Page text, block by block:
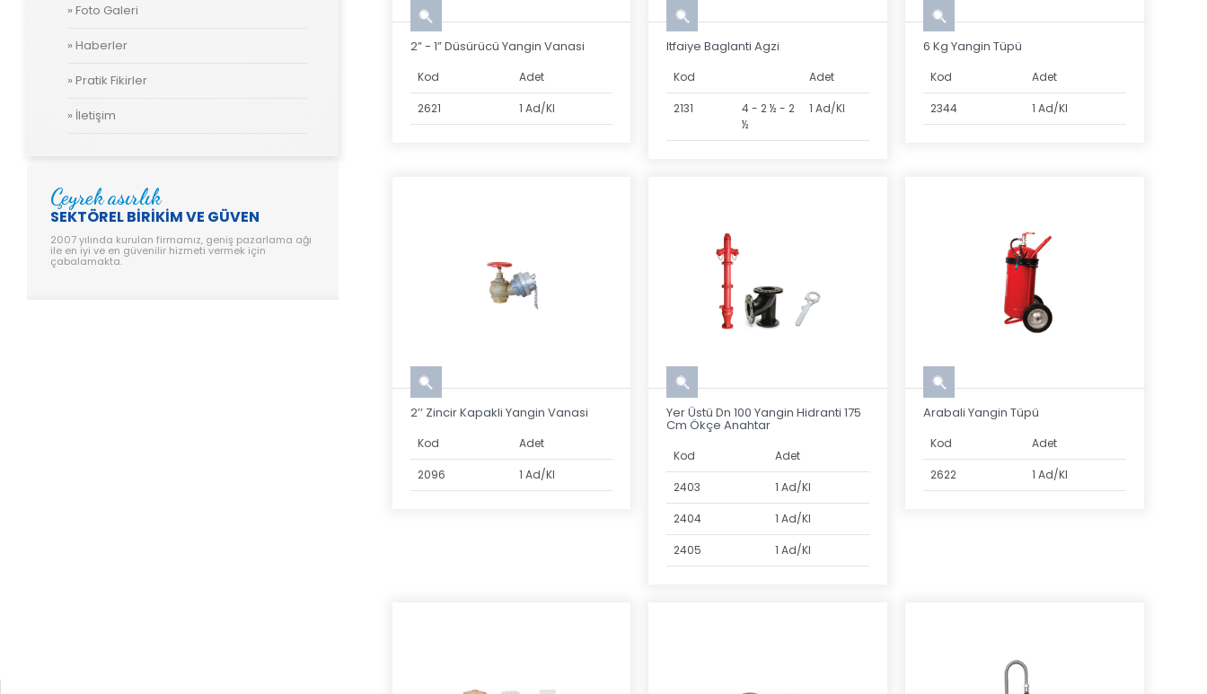
» Foto Galeri
» Haberler
» Pratik Fikirler
» İletişim
Çeyrek asırlık
SEKTÖREL BİRİKİM VE GÜVEN
2007 yılında kurulan firmamız, geniş pazarlama ağı
ile en iyi ve en güvenilir hizmeti vermek için
çabalamakta.
2” - 1” Düsürücü Yangin Vanasi
Kod Adet
2621 1 Ad/Kl
Itfaiye Baglanti Agzi
Kod Adet
2131
4 - 2 ½ - 2
½
1 Ad/Kl
6 Kg Yangin Tüpü
Kod Adet
2344 1 Ad/Kl
2’’ Zincir Kapakli Yangin Vanasi
Kod Adet
2096 1 Ad/Kl
Yer Üstü Dn 100 Yangin Hidranti 175
Cm Ökçe Anahtar
Kod Adet
2403 1 Ad/Kl
2404 1 Ad/Kl
2405 1 Ad/Kl
Arabali Yangin Tüpü
Kod Adet
2622 1 Ad/Kl